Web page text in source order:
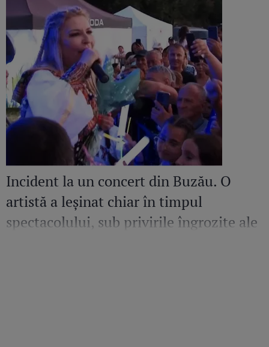
Incident la un concert din Buzău. O
artistă a leșinat chiar în timpul
spectacolului, sub privirile îngrozite ale